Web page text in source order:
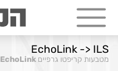
EchoLink -> ILS
מטבעות קריפטו גרפיים EchoLink לשקל